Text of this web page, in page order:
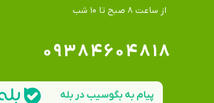
​​​​​​​از ساعت ۸ صبح تا ۱۰ شب
۰۹۳۸۴۶۰۴۸۱۸
پیام به بگوسیب در بله